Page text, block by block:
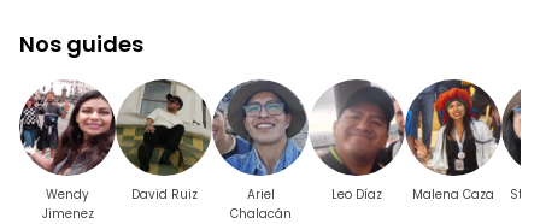
Nos guides
Wendy
Jimenez
David Ruiz
Ariel
Chalacán
Leo Díaz Malena Caza